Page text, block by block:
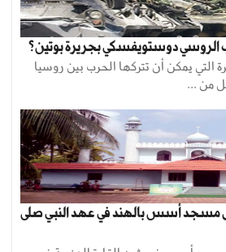
الروسي دوستويفسكي بجريرة بوتين؟
التي يمكن أن تتركها الحرب بين روسيا
من ...
أسس بالهند في عهد النبي صلى